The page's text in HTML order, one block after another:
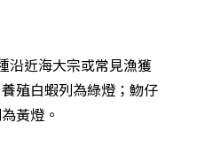
沿近海大宗或常見漁獲
殖白蝦列為綠燈；魩仔
黃燈。